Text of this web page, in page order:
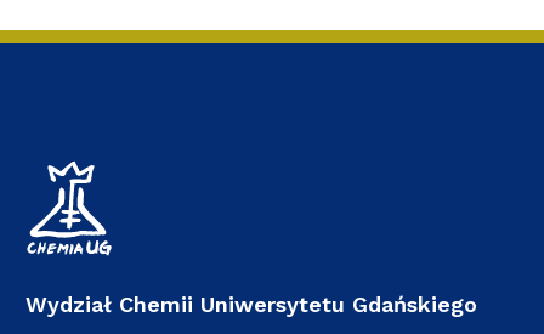
Wydział Chemii Uniwersytetu Gdańskiego